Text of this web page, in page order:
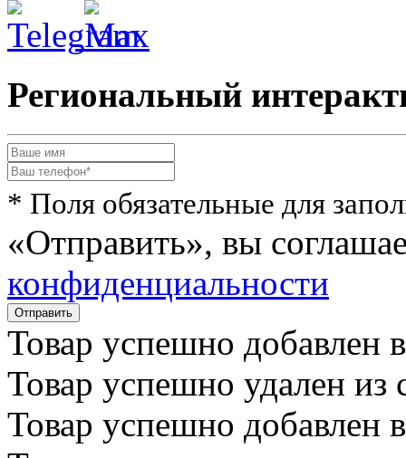
Региональный
* Поля обязательные для
«Отправить», вы
конфиденциальности
Товар успешно добавлен
Товар успешно удален из
Товар успешно добавлен